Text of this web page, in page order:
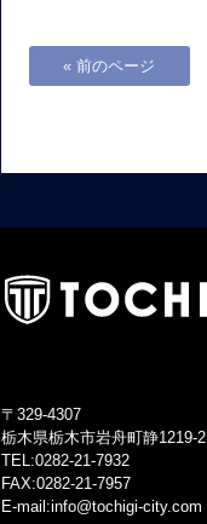
« 前のページ
〒329-4307
栃木県栃木市岩舟町静1219-2
TEL:0282-21-7932
FAX:0282-21-7957
E-mail:info@tochigi-city.com